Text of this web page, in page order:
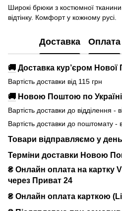
Широкі брюки з костюмної
відтінку. Комфорт у кожному русі.
Доставка Оплата
🚚 Доставка кур’єром Нової
Вартість доставки від 115 грн
🚚 Новою Поштою по Україні
Вартість доставки до відділення -
Вартість доставки до поштомату -
Товари відправляємо у
Терміни доставки Новою
₴ Онлайн оплата на картку
через Приват 24
₴ Онлайн оплата карткою